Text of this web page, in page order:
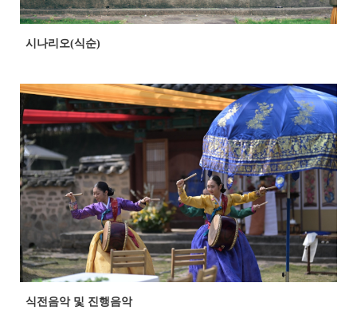
시나리오(식순)
식전음악 및 진행음악